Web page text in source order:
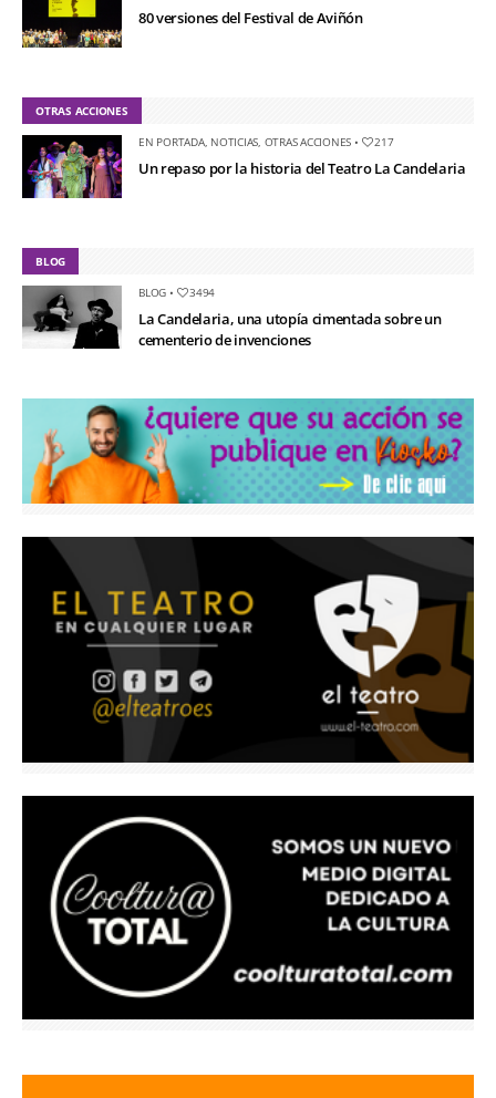
80 versiones del Festival de Aviñón
OTRAS ACCIONES
EN PORTADA, NOTICIAS OTRAS ACCIONES • 217
Un repaso por la historia del Teatro La Candelaria
BLOG
BLOG • 3494
La Candelaria, una utopía cimentada sobre un
cementerio de invenciones